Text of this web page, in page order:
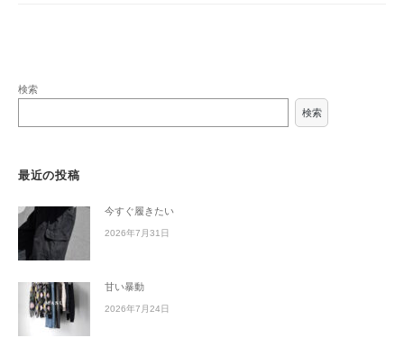
検索
検索
最近の投稿
今すぐ履きたい
2026年7月31日
甘い暴動
2026年7月24日